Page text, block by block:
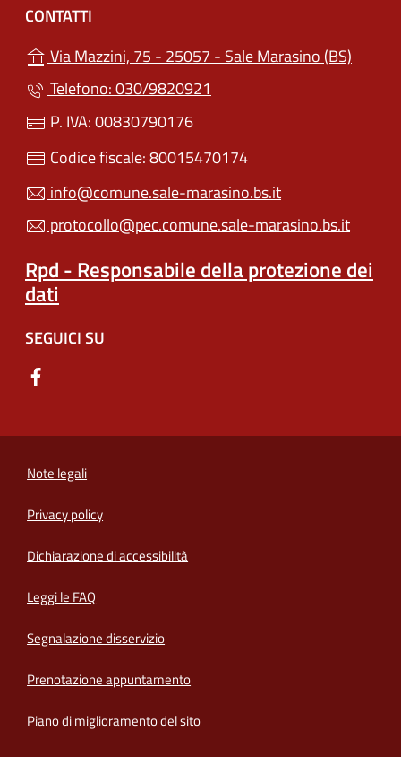
CONTATTI
Via Mazzini, 75 - 25057 - Sale Marasino (BS)
Telefono: 030/9820921
P. IVA: 00830790176
Codice fiscale: 80015470174
info@comune.sale-marasino.bs.it
protocollo@pec.comune.sale-marasino.bs.it
Rpd - Responsabile della protezione dei
dati
SEGUICI SU
Note legali
Privacy policy
Dichiarazione di accessibilità
Leggi le FAQ
Segnalazione disservizio
Prenotazione appuntamento
Piano di miglioramento del sito